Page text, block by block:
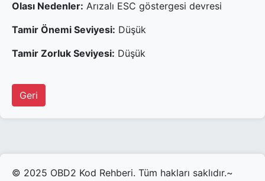
Olası Nedenler: Arızalı ESC göstergesi devresi
Tamir Önemi Seviyesi: Düşük
Tamir Zorluk Seviyesi: Düşük
Geri
© 2025 OBD2 Kod Rehberi. Tüm hakları saklıdır.~